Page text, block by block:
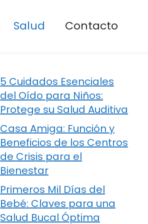
Salud Contacto
5 Cuidados Esenciales
del Oído para Niños:
Protege su Salud Auditiva
Casa Amiga: Función y
Beneficios de los Centros
de Crisis para el
Bienestar
Primeros Mil Días del
Bebé: Claves para una
Salud Bucal Óptima